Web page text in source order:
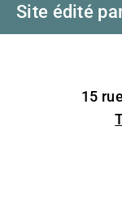
Site édité
15